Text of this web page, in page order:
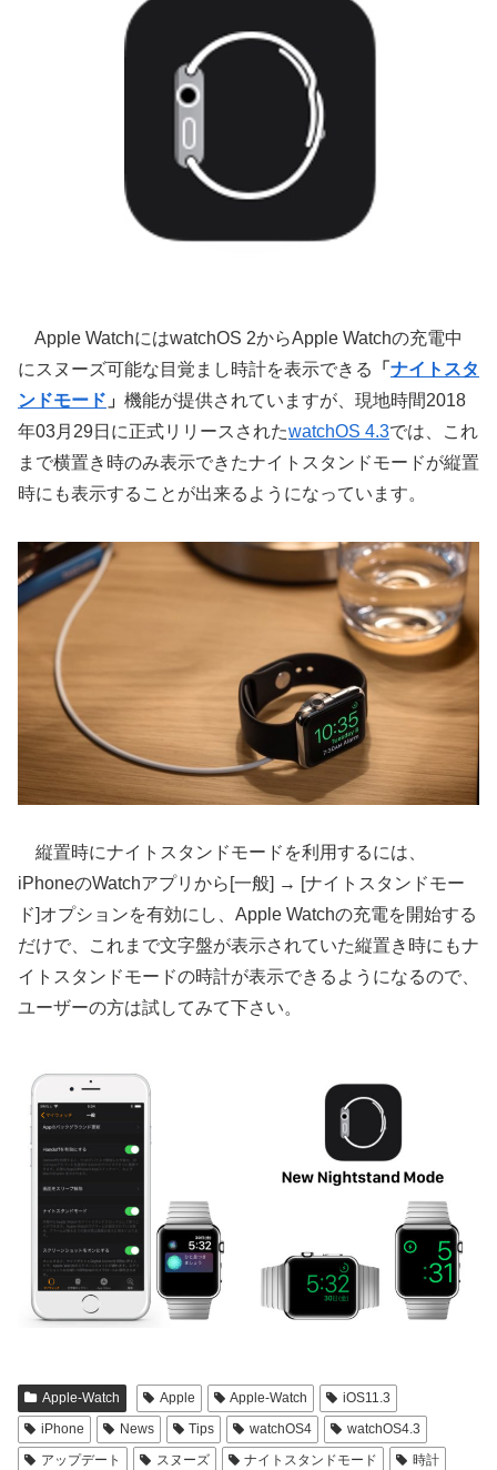
Apple WatchにはwatchOS 2からApple Watchの充電中
にスヌーズ可能な目覚まし時計を表示できる
「 ナイトスタ
ンドモード 」 機能が提供されていますが、現地時間2018
年03月29日に正式リリースされたwatchOS 4.3では、これ
まで横置き時のみ表示できたナイトスタンドモードが縦置
時にも表示することが出来るようになっています。
縦置時にナイトスタンドモードを利用するには、
iPhoneのWatchアプリから[一般] → [ナイトスタンドモー
ド]オプションを有効にし、Apple Watchの充電を開始する
だけで、これまで文字盤が表示されていた縦置き時にもナ
イトスタンドモードの時計が表示できるようになるので、
ユーザーの方は試してみて下さい。
Apple-Watch Apple Apple-Watch
iOS11.3
iPhone
News Tips watchOS4
watchOS4.3
アップデート
スヌーズ ナイトスタンドモード 時計